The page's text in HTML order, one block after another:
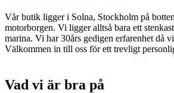
Vår butik ligger i Solna, Stockholm på
motorborgen. Vi ligger alltså bara ett
marina. Vi har 30års gedigen erfarenhet då
Välkommen in till oss för ett trevligt
Vad vi är bra på